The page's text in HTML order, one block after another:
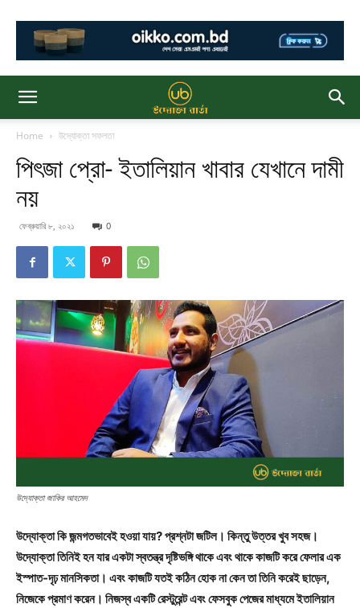
Home উদ্যোক্তা সফলতা
পিৎজা প্রো- ইতালিয়ান খাবার যেখানে দামী
নয়
ফেব্রুয়ারি ৮, ২০২১ 0
উদ্যোক্তা জাকির আহমেদ
উদ্যোক্তা কি জন্মগতভাবেই হওয়া যায়? প্রশ্নটা জটিল। কিন্তু উত্তর খুব সহজ।
উদ্যোক্তা তিনিই হন যার একটা স্বতন্ত্র দৃষ্টিভঙ্গি থাকে এবং থাকে কাজটি করে ফেলার এক
ইস্পাত-দৃঢ় মানসিকতা। এবং কাজটি যতই কঠিন হোক না কেন তা তিনি করেই ছাড়েন,
নিজেকে প্রমাণ করেন। নিজস্ব একটি রেস্টুরেন্ট এবং ফেসবুক পেজের মাধ্যমে ইতালিয়ান